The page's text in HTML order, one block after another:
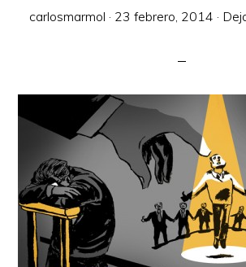
Edicióncarlosmarmol · 23 febrero, 2014 ·